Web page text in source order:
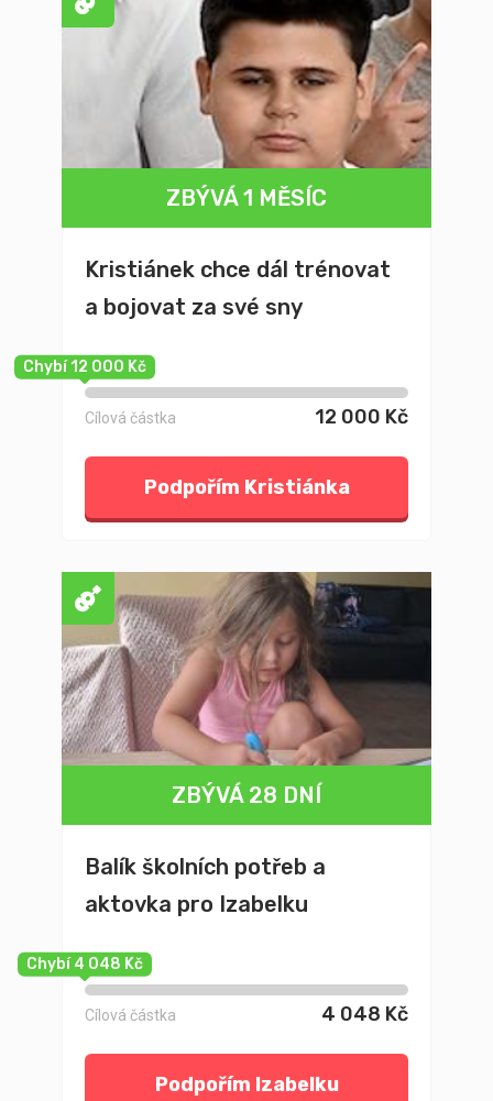
ZBÝVÁ 1 MĚSÍC
Kristiánek chce dál trénovat
a bojovat za své sny
Chybí 12 000 Kč
Cílová částka 12 000 Kč
Podpořím Kristiánka
ZBÝVÁ 28 DNÍ
Balík školních potřeb a
aktovka pro Izabelku
Chybí 4 048 Kč
Cílová částka 4 048 Kč
Podpořím Izabelku